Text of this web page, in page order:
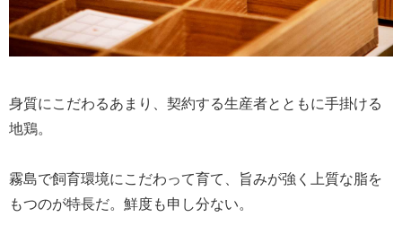
身質にこだわるあまり、契約する生産者とともに手掛ける
地鶏。
霧島で飼育環境にこだわって育て、旨みが強く上質な脂を
もつのが特長だ。鮮度も申し分ない。